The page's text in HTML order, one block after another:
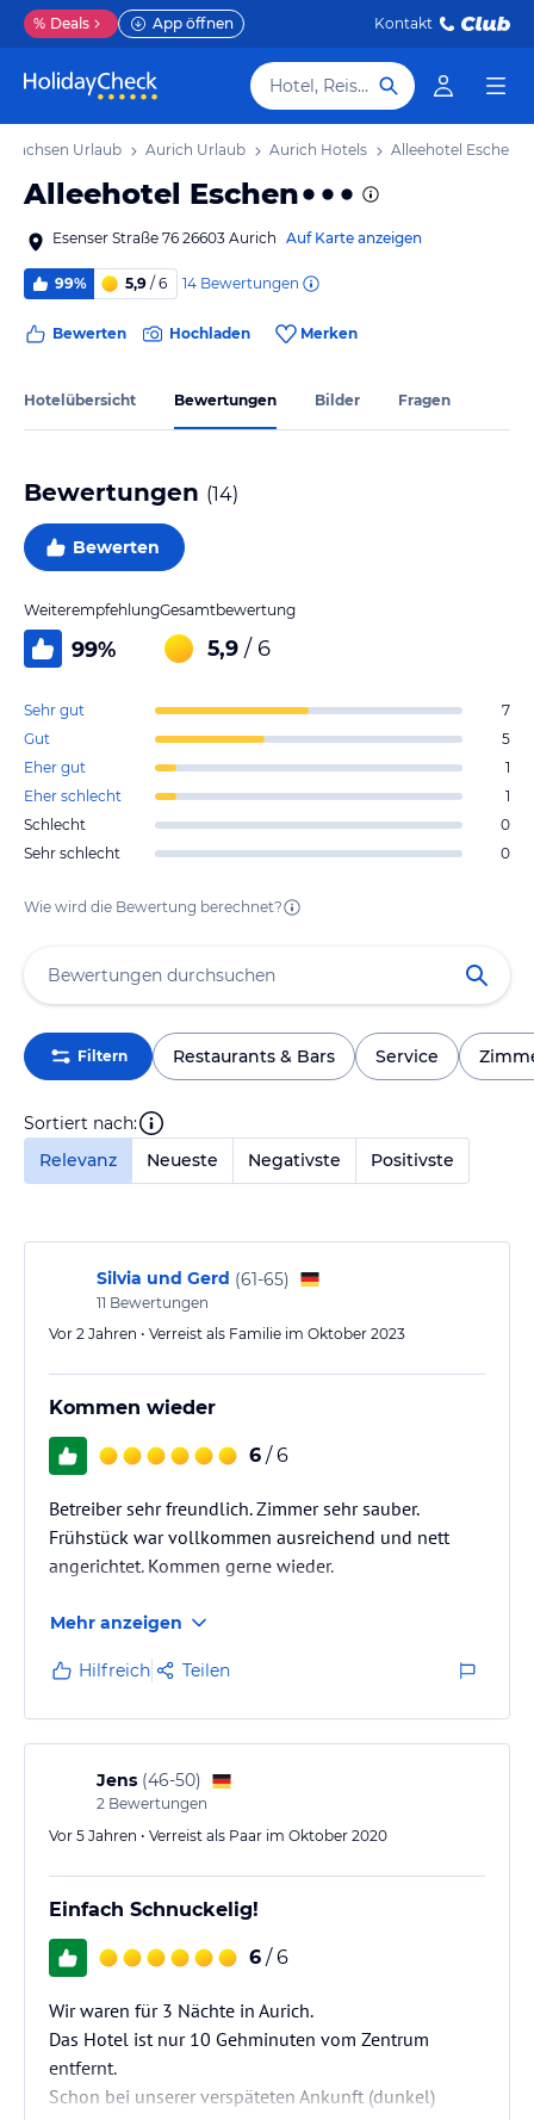
% Deals App öffnen Kontakt
Hotel, Reiseziel
Urlaub Aurich Urlaub Aurich Hotels Alleehotel Eschen
Alleehotel Eschen
Esenser Straße 76 26603 Aurich Auf Karte anzeigen
99% 5,9 / 6 14 Bewertungen
Bewerten Hochladen Merken
Hotelübersicht Bewertungen Bilder Fragen
Bewertungen (14)
Bewerten
Weiterempfehlung
99%
Gesamtbewertung
5,9 / 6
Sehr gut
7
Gut
5
Eher gut
1
Eher schlecht
1
Schlecht
0
Sehr schlecht
0
Wie wird die Bewertung berechnet?
Filtern Restaurants & Bars Service
Sortiert nach:
Relevanz
Neueste Negativste Positivste
Silvia und Gerd (61-65)
11 Bewertungen
Vor 2 Jahren • Verreist als Familie im Oktober 2023
Kommen wieder
6 / 6
Betreiber sehr freundlich. Zimmer sehr sauber.
Frühstück war vollkommen ausreichend und nett
angerichtet. Kommen gerne wieder.
Mehr anzeigen
Hilfreich Teilen
Jens (46-50)
2 Bewertungen
Vor 5 Jahren • Verreist als Paar im Oktober 2020
Einfach Schnuckelig!
6 / 6
Wir waren für 3 Nächte in Aurich.
Das Hotel ist nur 10 Gehminuten vom Zentrum
entfernt.
Schon bei unserer verspäteten Ankunft (dunkel)